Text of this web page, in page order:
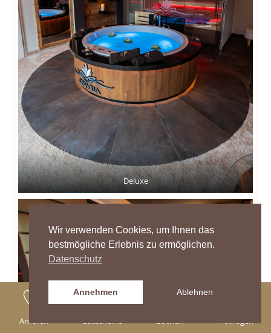
Deluxe
Anrufen Gutscheine Buchen Anfragen
Wir verwenden Cookies, um Ihnen das
bestmögliche Erlebnis zu ermöglichen.
Datenschutz
Annehmen Ablehnen